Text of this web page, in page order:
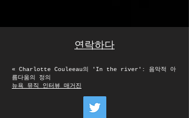
연락하다
« Charlotte Couleeau의 'In the river': 음악적 아
름다움의 정의
뉴욕 뮤직 인터뷰 매거진